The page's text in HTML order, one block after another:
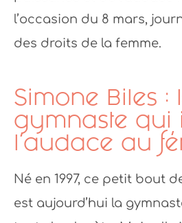
l’occasion du 8 mars,
des droits de la femme.
Simone Biles :
gymnaste qui
l’audace au
Né en 1997, ce petit bout
est aujourd’hui la